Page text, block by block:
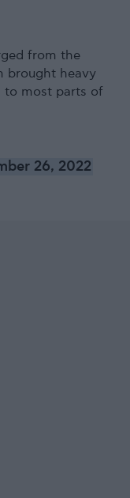
from the
brought heavy
to most parts of
26, 2022